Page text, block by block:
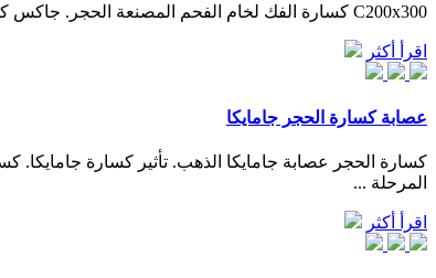
C200x300 كسارة الفك لخام الفحم المصنعة الحجر. جاكس كسارة الفك weinkellerottweiler . Vsi Crusher 2000sd harmles. durable vsi crusher concertinacoils. durable and high efficiency vertical shaft …
اقرأ أكثر
عصابة كسارة الحجر جامايكا
المرحلة ...
اقرأ أكثر